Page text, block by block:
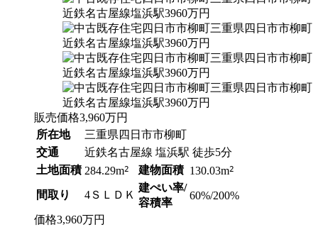
販売価格3,960万円
所在地
三重県四日市市柳町
交通
近鉄名古屋線 塩浜駅 徒歩5分
土地面積 284.29m2 建物面積 130.03m2
間取り 4ＳＬＤＫ
建ぺい率/
容積率
60%/200%
価格3,960万円